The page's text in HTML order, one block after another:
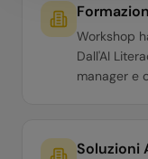
Workshop
Dall'AI
manager e
Soluzioni